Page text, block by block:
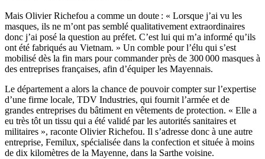
Mais Olivier Richefou a comme un doute : « Lorsque j’ai vu les
masques, ils ne m’ont pas semblé qualitativement extraordinaires
donc j’ai posé la question au préfet. C’est lui qui m’a informé qu’ils
ont été fabriqués au Vietnam. » Un comble pour l’élu qui s’est
mobilisé dès la fin mars pour commander près de 300 000 masques à
des entreprises françaises, afin d’équiper les Mayennais.
Le département a alors la chance de pouvoir compter sur l’expertise
d’une firme locale, TDV Industries, qui fournit l’armée et de
grandes entreprises du bâtiment en vêtements de protection. « Elle a
eu très tôt un tissu qui a été validé par les autorités sanitaires et
militaires », raconte Olivier Richefou. Il s’adresse donc à une autre
entreprise, Femilux, spécialisée dans la confection et située à moins
de dix kilomètres de la Mayenne, dans la Sarthe voisine.